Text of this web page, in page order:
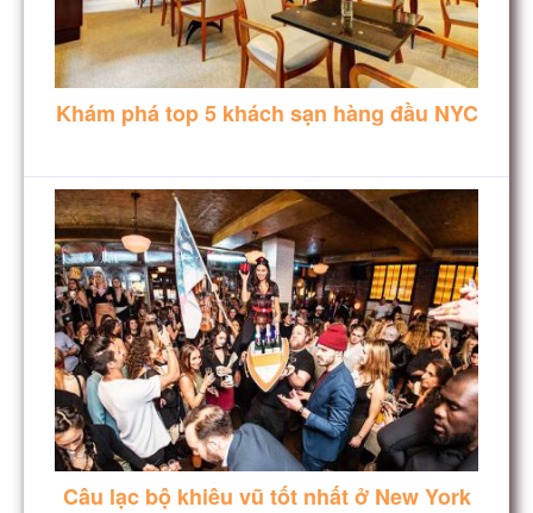
Khám phá top 5 khách sạn hàng đầu NYC
Câu lạc bộ khiêu vũ tốt nhất ở New York